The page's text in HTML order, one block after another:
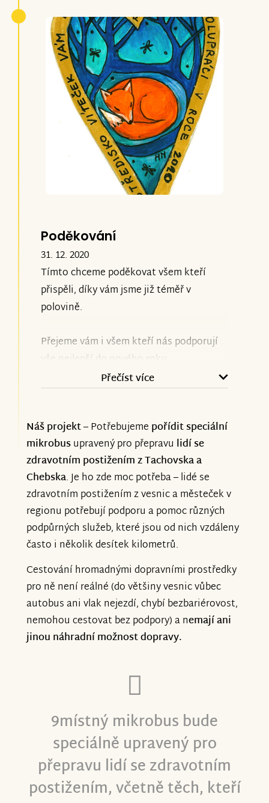
přímo na náš účet. Díky tomu budeme
mít dost financí i na pokrytí poplatku pro
platformu sbírky ZNESNÁZE a také i
zbyde něco na nějaké to vybavení vozu
navíc ze kterého jsme původně kvůli
napjatému rozpočtu slevili. Ještě jednou
moc děkujeme.
S přáním všeho dobrého.
Kolektiv 15. přední hlídky Royal Rangers
Poděkování
31. 12. 2020
Tímto chceme poděkovat všem kteří
přispěli, díky vám jsme již téměř v
polovině.
Přejeme vám i všem kteří nás podporují
vše nejlepší do nového roku.
Buďte s námi i nadále
Přečíst více
Náš projekt– Potřebujeme pořídit speciální
mikrobusupravený pro přepravu lidí se
zdravotním postižením z Tachovska a
Chebska. Je ho zde moc potřeba – lidé se
zdravotním postižením z vesnic a městeček v
regionu potřebují podporu a pomoc různých
podpůrných služeb, které jsou od nich vzdáleny
často i několik desítek kilometrů.
Cestování hromadnými dopravními prostředky
pro ně není reálné (do většiny vesnic vůbec
autobus ani vlak nejezdí, chybí bezbariérovost,
nemohou cestovat bez podpory) a nemají ani
jinou náhradní možnost dopravy.
9místný mikrobus bude
speciálně upravený pro
přepravu lidí se zdravotním
postižením, včetně těch, kteří